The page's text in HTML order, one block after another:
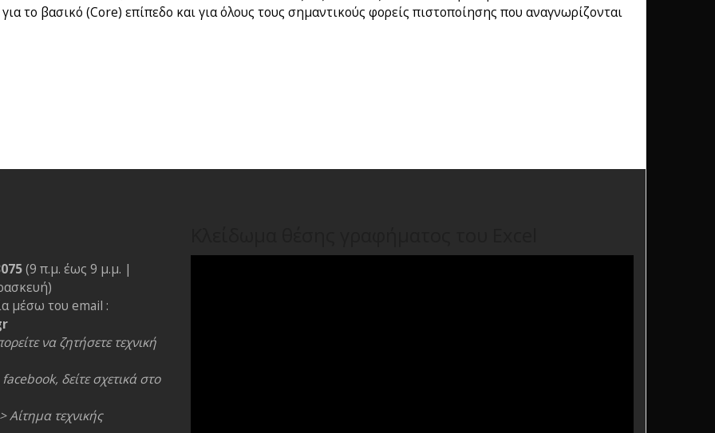
το βασικό (Core) επίπεδο και για όλους τους σημαντικούς φορείς πιστοποίησης που αναγνωρίζονται
(9 π.μ. έως 9 μ.μ. |
μέσω του email :
να ζητήσετε τεχνική
δείτε σχετικά στο
Αίτημα τεχνικής